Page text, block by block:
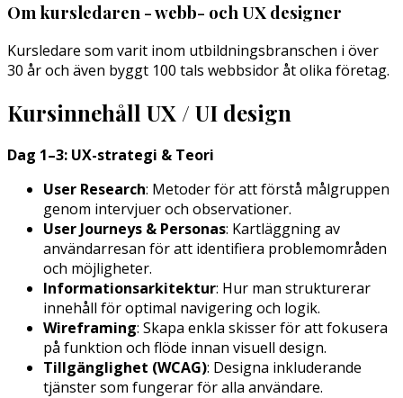
Om kursledaren - webb- och UX designer
Kursledare som varit inom utbildningsbranschen i över
30 år och även byggt 100 tals webbsidor åt olika företag.
Kursinnehåll UX / UI design
Dag 1–3: UX-strategi & Teori
User Research: Metoder för att förstå målgruppen
genom intervjuer och observationer.
User Journeys & Personas: Kartläggning av
användarresan för att identifiera problemområden
och möjligheter.
Informationsarkitektur: Hur man strukturerar
innehåll för optimal navigering och logik.
Wireframing: Skapa enkla skisser för att fokusera
på funktion och flöde innan visuell design.
Tillgänglighet (WCAG): Designa inkluderande
tjänster som fungerar för alla användare.